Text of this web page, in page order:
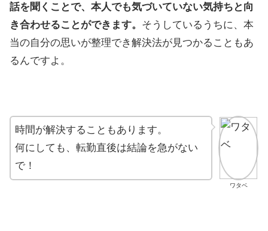
話を聞くことで、本人でも気づいていない気持ちと向
き合わせることができます。 そうしているうちに、本
当の自分の思いが整理でき解決法が見つかることもあ
るんですよ。
ワタベ
時間が解決することもあります。
何にしても、転勤直後は結論を急がない
で！